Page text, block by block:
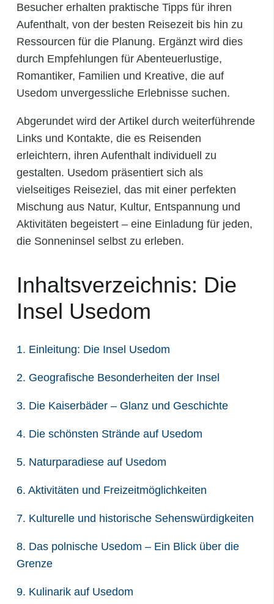
Besucher erhalten praktische Tipps für ihren
Aufenthalt, von der besten Reisezeit bis hin zu
Ressourcen für die Planung. Ergänzt wird dies
durch Empfehlungen für Abenteuerlustige,
Romantiker, Familien und Kreative, die auf
Usedom unvergessliche Erlebnisse suchen.
Abgerundet wird der Artikel durch weiterführende
Links und Kontakte, die es Reisenden
erleichtern, ihren Aufenthalt individuell zu
gestalten. Usedom präsentiert sich als
vielseitiges Reiseziel, das mit einer perfekten
Mischung aus Natur, Kultur, Entspannung und
Aktivitäten begeistert – eine Einladung für jeden,
die Sonneninsel selbst zu erleben.
Inhaltsverzeichnis: Die
Insel Usedom
1. Einleitung: Die Insel Usedom
2. Geografische Besonderheiten der Insel
3. Die Kaiserbäder – Glanz und Geschichte
4. Die schönsten Strände auf Usedom
5. Naturparadiese auf Usedom
6. Aktivitäten und Freizeitmöglichkeiten
7. Kulturelle und historische Sehenswürdigkeiten
8. Das polnische Usedom – Ein Blick über die
Grenze
9. Kulinarik auf Usedom